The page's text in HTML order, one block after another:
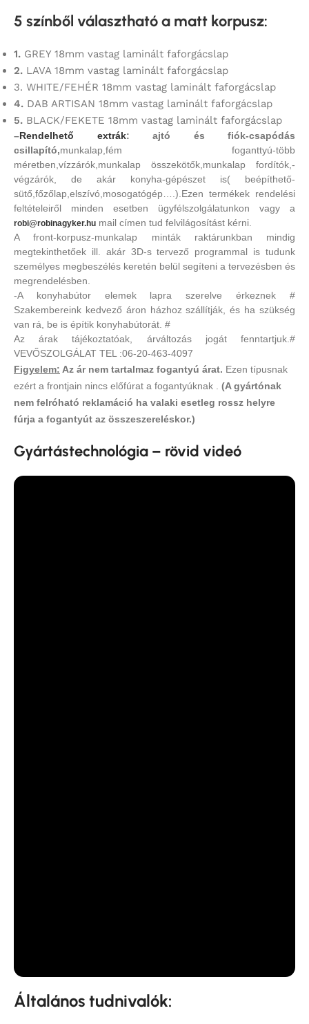
5 színből választható a matt korpusz:
1. GREY 18mm vastag laminált faforgácslap
2. LAVA 18mm vastag laminált faforgácslap
3. WHITE/FEHÉR 18mm vastag laminált faforgácslap
4. DAB ARTISAN 18mm vastag laminált faforgácslap
5. BLACK/FEKETE 18mm vastag laminált faforgácslap
–Rendelhető extrák: ajtó és fiók-csapódás
csillapító,munkalap,fém foganttyú-több
méretben,vízzárók,munkalap összekötők,munkalap fordítók,-
végzárók, de akár konyha-gépészet is( beépíthető-
sütő,főzőlap,elszívó,mosogatógép….).Ezen termékek rendelési
feltételeiről minden esetben ügyfélszolgálatunkon vagy a
robi@robinagyker.hu mail címen tud felvilágosítást kérni.
A front-korpusz-munkalap minták raktárunkban mindig
megtekinthetőek ill. akár 3D-s tervező programmal is tudunk
személyes megbeszélés keretén belül segíteni a tervezésben és
megrendelésben.
-A konyhabútor elemek lapra szerelve érkeznek #
Szakembereink kedvező áron házhoz szállítják, és ha szükség
van rá, be is építik konyhabútorát. #
Az árak tájékoztatóak, árváltozás jogát fenntartjuk.#
VEVŐSZOLGÁLAT TEL :06-20-463-4097
Figyelem: Az ár nem tartalmaz fogantyú árat. Ezen típusnak
ezért a frontjain nincs előfúrat a fogantyúknak . (A gyártónak
nem felróható reklamáció ha valaki esetleg rossz helyre
fúrja a fogantyút az összeszereléskor.)
Gyártástechnológia – rövid videó
Általános tudnivalók: